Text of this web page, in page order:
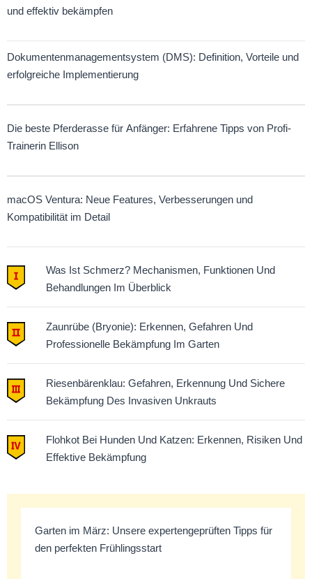
und effektiv bekämpfen
Dokumentenmanagementsystem (DMS): Definition, Vorteile und
erfolgreiche Implementierung
Die beste Pferderasse für Anfänger: Erfahrene Tipps von Profi-
Trainerin Ellison
macOS Ventura: Neue Features, Verbesserungen und
Kompatibilität im Detail
Was Ist Schmerz? Mechanismen, Funktionen Und
Behandlungen Im Überblick
Zaunrübe (Bryonie): Erkennen, Gefahren Und
Professionelle Bekämpfung Im Garten
Riesenbärenklau: Gefahren, Erkennung Und Sichere
Bekämpfung Des Invasiven Unkrauts
Flohkot Bei Hunden Und Katzen: Erkennen, Risiken Und
Effektive Bekämpfung
Garten im März: Unsere expertengeprüften Tipps für
den perfekten Frühlingsstart